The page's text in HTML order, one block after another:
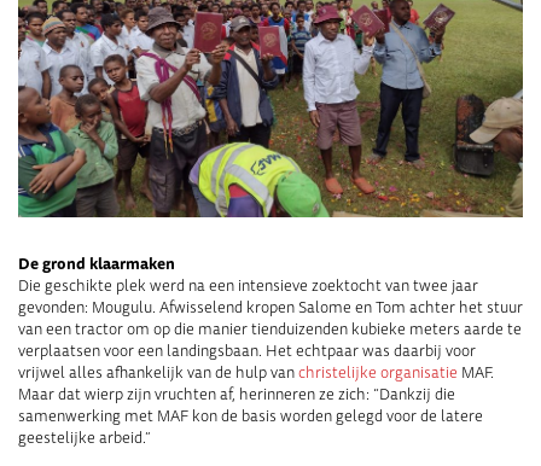
De grond klaarmaken
Die geschikte plek werd na een intensieve zoektocht van twee jaar
gevonden: Mougulu. Afwisselend kropen Salome en Tom achter het stuur
van een tractor om op die manier tienduizenden kubieke meters aarde te
verplaatsen voor een landingsbaan. Het echtpaar was daarbij voor
vrijwel alles afhankelijk van de hulp vanchristelijke organisatie MAF.
Maar dat wierp zijn vruchten af, herinneren ze zich: “Dankzij die
samenwerking met MAF kon de basis worden gelegd voor de latere
geestelijke arbeid.”